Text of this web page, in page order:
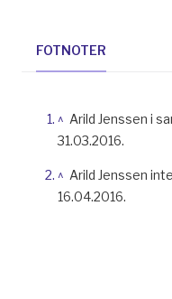
FOTNOTER
^ Arild Jenssen i
31.03.2016.
^ Arild Jenssen
16.04.2016.